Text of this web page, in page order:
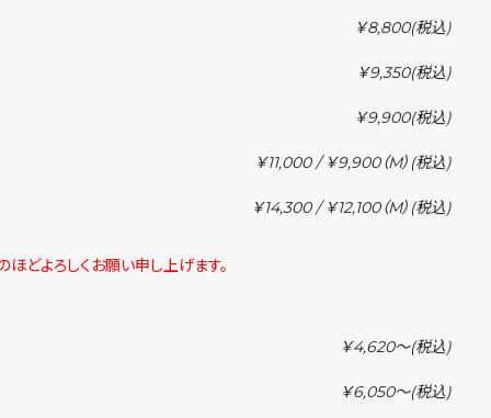
￥8,800(税込)
￥9,350(税込)
￥9,900(税込)
￥11,000 / ￥9,900（M） (税込)
￥14,300 / ￥12,100（M） (税込)
どよろしくお願い申し上げます。
￥4,620〜(税込)
￥6,050〜(税込)